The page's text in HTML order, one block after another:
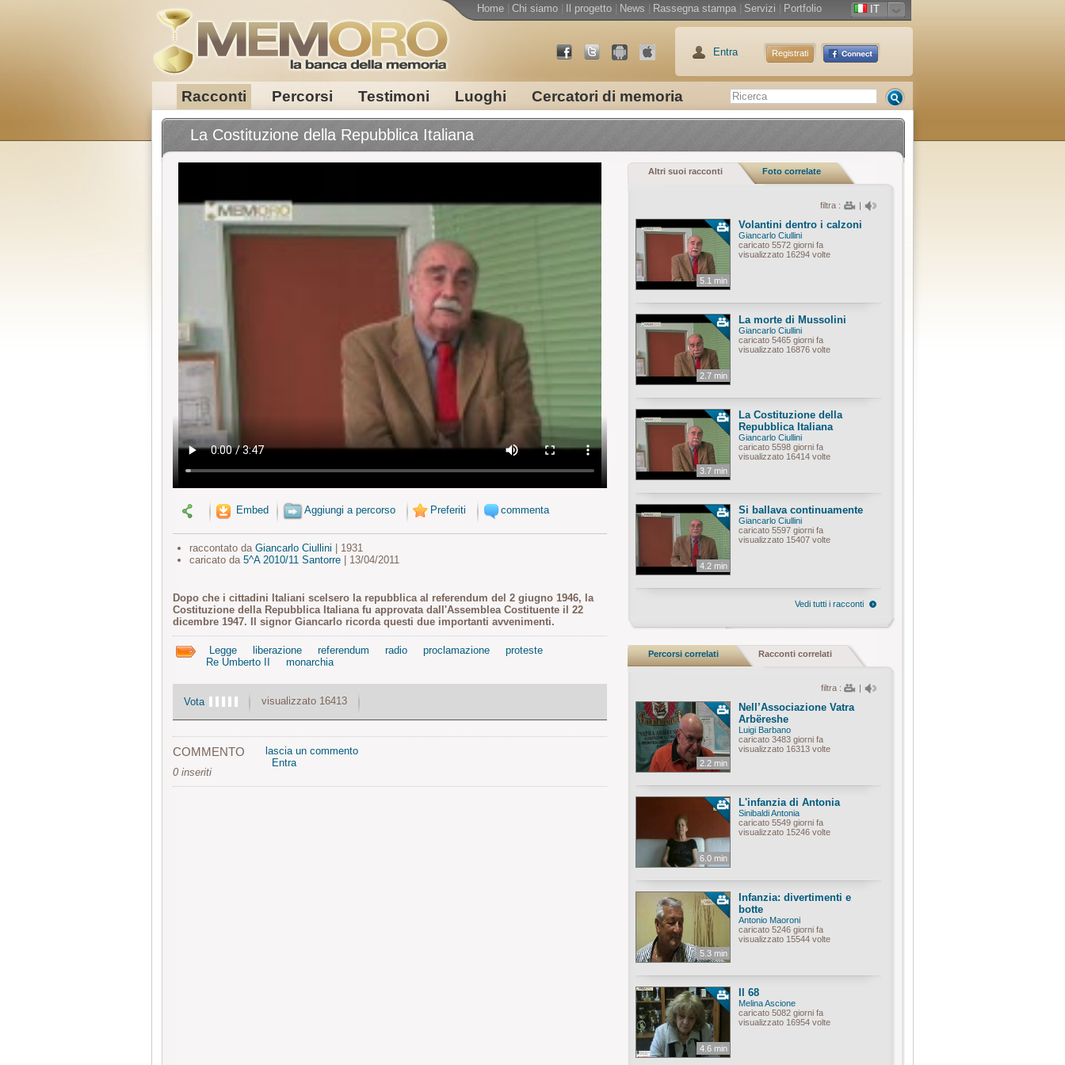
Racconti Percorsi Testimoni Luoghi Cercatori di memoria
Home Chi siamo Il progetto News Rassegna stampa Servizi Portfolio IT
Entra Registrati
La Costituzione della Repubblica Italiana
Embed Aggiungi a percorso Preferiti commenta
raccontato da Giancarlo Ciullini | 1931
caricato da 5^A 2010/11 Santorre| 13/04/2011
Dopo che i cittadini Italiani scelsero la repubblica al referendum del 2 giugno 1946, la
Costituzione della Repubblica Italiana fu approvata dall'Assemblea Costituente il 22
dicembre 1947. Il signor Giancarlo ricorda questi due importanti avvenimenti.
Legge liberazione referendum radio proclamazione
proteste
Re Umberto II
monarchia
Vota visualizzato 16413
COMMENTO
0 inseriti
lascia un commento
Entra
Altri suoi racconti Foto correlate
filtra : |
5.1 min
Volantini dentro i calzoni
Giancarlo Ciullini
caricato 5572 giorni fa
visualizzato 16294 volte
2.7 min
La morte di Mussolini
Giancarlo Ciullini
caricato 5465 giorni fa
visualizzato 16876 volte
3.7 min
La Costituzione della
Repubblica Italiana
Giancarlo Ciullini
caricato 5598 giorni fa
visualizzato 16414 volte
4.2 min
Si ballava continuamente
Giancarlo Ciullini
caricato 5597 giorni fa
visualizzato 15407 volte
Vedi tutti i racconti
Percorsi correlati Racconti correlati
filtra : |
2.2 min
Nell’Associazione Vatra
Arbëreshe
Luigi Barbano
caricato 3483 giorni fa
visualizzato 16313 volte
6.0 min
L'infanzia di Antonia
Sinibaldi Antonia
caricato 5549 giorni fa
visualizzato 15246 volte
5.3 min
Infanzia: divertimenti e
botte
Antonio Maoroni
caricato 5246 giorni fa
visualizzato 15544 volte
4.6 min
Il 68
Melina Ascione
caricato 5082 giorni fa
visualizzato 16954 volte